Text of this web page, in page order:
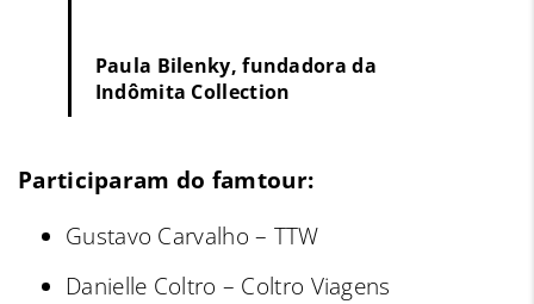
Paula Bilenky, fundadora da
Indômita Collection
Participaram do famtour:
Gustavo Carvalho – TTW
Danielle Coltro – Coltro Viagens